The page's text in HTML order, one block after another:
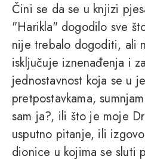
Čini se da se u knjizi
"Harikla" dogodilo sve
nije trebalo dogoditi, ali
isključuje iznenađenja i
jednostavnost koja se u
pretpostavkama,
sam ja?, ili što je moje
usputno pitanje, ili
dionice u kojima se sluti